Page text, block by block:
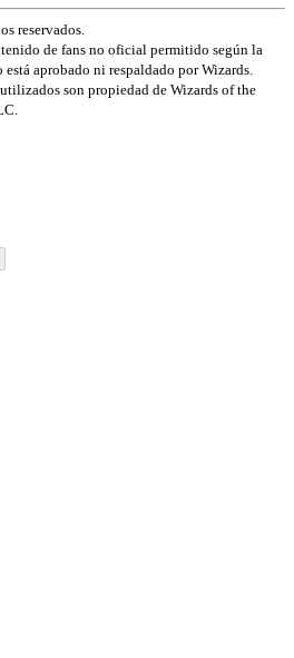
reservados.
de fans no oficial permitido según la
aprobado ni respaldado por Wizards.
son propiedad de Wizards of the